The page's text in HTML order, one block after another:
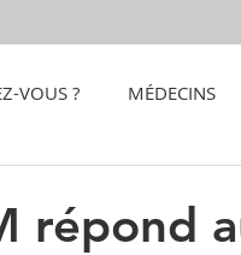
VOUS ? MÉDECINS
répond